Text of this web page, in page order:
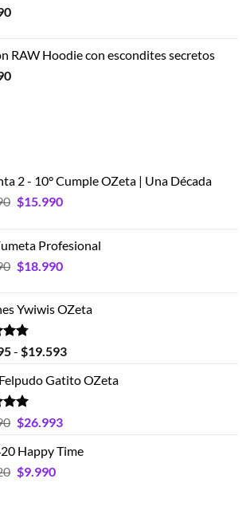
RAW Hoodie con escondites secretos
2 - 10° Cumple OZeta | Una Década
El
era:
$19.990.
$15.990El
es:
$15.990.
Profesional
El
era:
$25.990.
$18.990El
es:
Ywiwis OZeta
- $19.593Rango
precios:
$19.593
Gatito OZeta
El
original
era:
$26.993El
actual
Happy Time
El
$9.990El